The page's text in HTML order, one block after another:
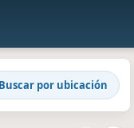
Buscar por ubicación